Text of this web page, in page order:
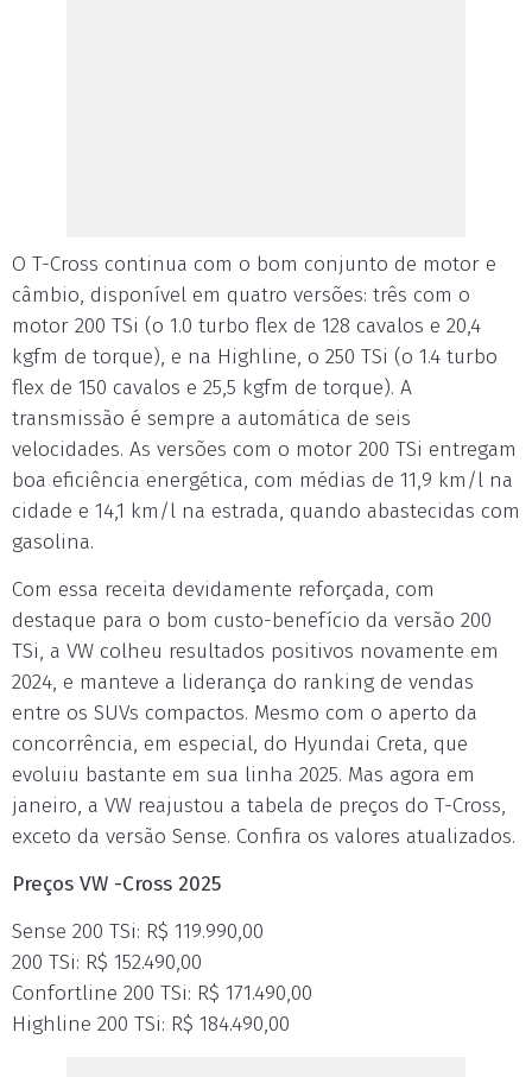
O T-Cross continua com o bom conjunto de motor e
câmbio, disponível em quatro versões: três com o
motor 200 TSi (o 1.0 turbo flex de 128 cavalos e 20,4
kgfm de torque), e na Highline, o 250 TSi (o 1.4 turbo
flex de 150 cavalos e 25,5 kgfm de torque). A
transmissão é sempre a automática de seis
velocidades. As versões com o motor 200 TSi entregam
boa eficiência energética, com médias de 11,9 km/l na
cidade e 14,1 km/l na estrada, quando abastecidas com
gasolina.
Com essa receita devidamente reforçada, com
destaque para o bom custo-benefício da versão 200
TSi, a VW colheu resultados positivos novamente em
2024, e manteve a liderança do ranking de vendas
entre os SUVs compactos. Mesmo com o aperto da
concorrência, em especial, do Hyundai Creta, que
evoluiu bastante em sua linha 2025. Mas agora em
janeiro, a VW reajustou a tabela de preços do T-Cross,
exceto da versão Sense. Confira os valores atualizados.
Preços VW -Cross 2025
Sense 200 TSi: R$ 119.990,00
200 TSi: R$ 152.490,00
Confortline 200 TSi: R$ 171.490,00
Highline 200 TSi: R$ 184.490,00